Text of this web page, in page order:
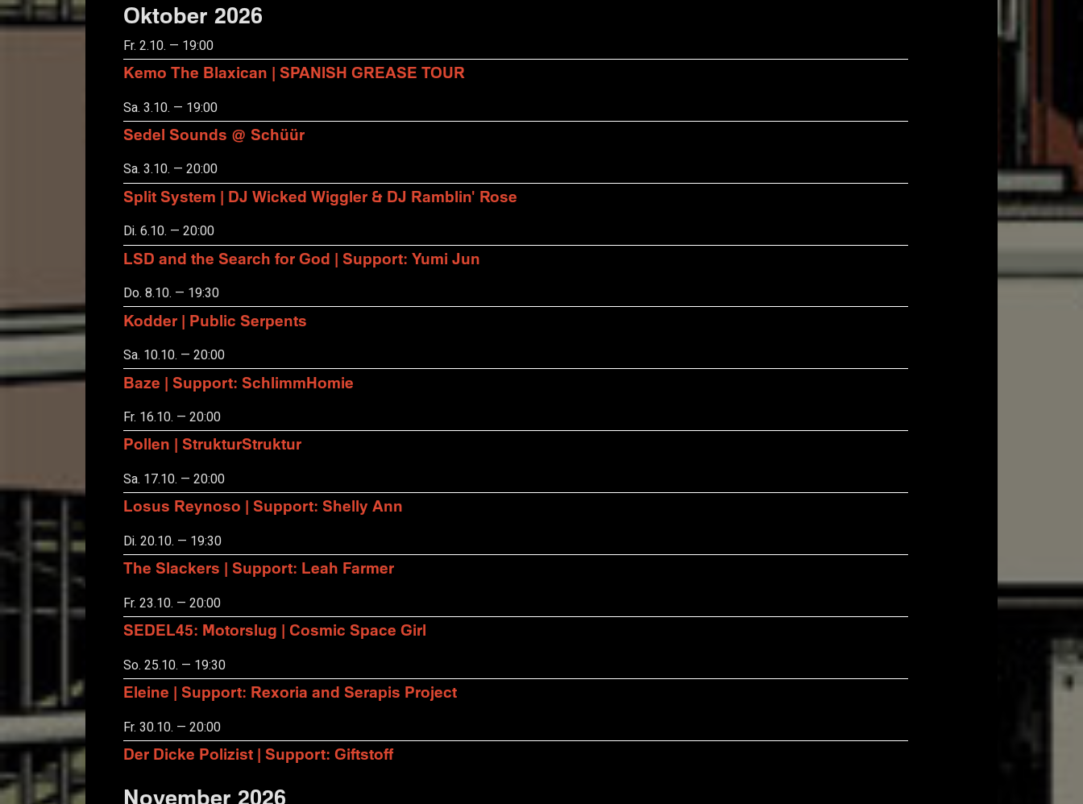
Oktober 2026
Fr. 2.10. — 19:00
Kemo The Blaxican | SPANISH GREASE TOUR
Sa. 3.10. — 19:00
Sedel Sounds @ Schüür
Sa. 3.10. — 20:00
Split System | DJ Wicked Wiggler & DJ Ramblin' Rose
Di. 6.10. — 20:00
LSD and the Search for God | Support: Yumi Jun
Do. 8.10. — 19:30
Kodder | Public Serpents
Sa. 10.10. — 20:00
Baze | Support: SchlimmHomie
Fr. 16.10. — 20:00
Pollen | StrukturStruktur
Sa. 17.10. — 20:00
Losus Reynoso | Support: Shelly Ann
Di. 20.10. — 19:30
The Slackers | Support: Leah Farmer
Fr. 23.10. — 20:00
SEDEL45: Motorslug | Cosmic Space Girl
So. 25.10. — 19:30
Eleine | Support: Rexoria and Serapis Project
Fr. 30.10. — 20:00
Der Dicke Polizist | Support: Giftstoff
November 2026